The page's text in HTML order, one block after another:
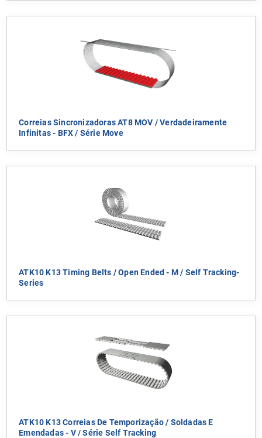
Correias Sincronizadoras AT8 MOV / Verdadeiramente
Infinitas - BFX / Série Move
ATK10 K13 Timing Belts / Open Ended - M / Self Tracking-
Series
ATK10 K13 Correias De Temporização / Soldadas E
Emendadas - V / Série Self Tracking